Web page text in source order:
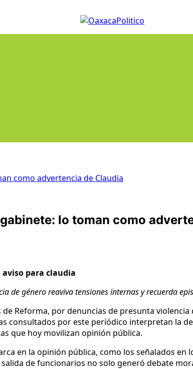
como advertencia de Claudia
lo toman como
para claudia
de género reaviva tensiones internas y recuerda
Reforma, por denuncias de presunta
consultados por este periódico interpretan la
que hoy movilizan opinión pública.
en la opinión pública, como los señalados en
de funcionarios no solo generó debate